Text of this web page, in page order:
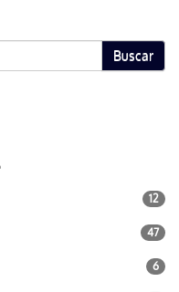
Buscar
12
47
6